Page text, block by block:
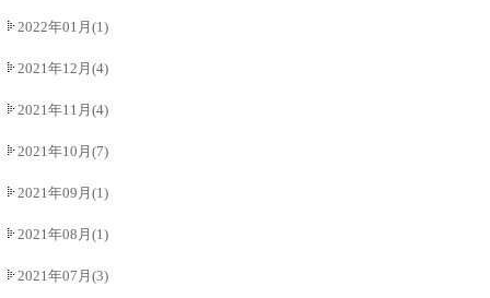
2022年01月(1)
2021年12月(4)
2021年11月(4)
2021年10月(7)
2021年09月(1)
2021年08月(1)
2021年07月(3)